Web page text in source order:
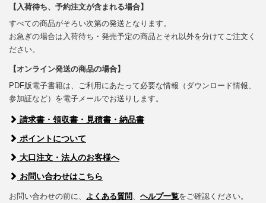
【入荷待ち、予約注文が含まれる場合】
すべての商品がそろい次第の発送となります。
お急ぎの場合は入荷待ち・発売予定の商品とそれ以外を分けてご注文く
ださい。
【オンライン発送の商品の場合】
PDF版電子書籍は、ご利用にあたって必要な情報（ダウンロード情報、
参加証など）を電子メールでお送りします。
請求書・領収書・見積書・納品書
ポイントについて
大口注文・法人のお客様へ
お問い合わせはこちら
お問い合わせの前に、 よくある質問、 ヘルプ一覧をご確認ください。